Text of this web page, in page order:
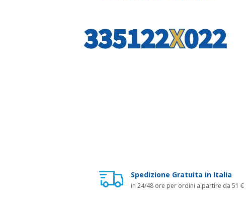
Spedizione Gratuita in Italia
in 24/48 ore per ordini a partire da 51 €